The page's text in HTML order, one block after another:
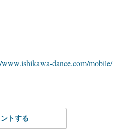
dance.com/mobile/
トする